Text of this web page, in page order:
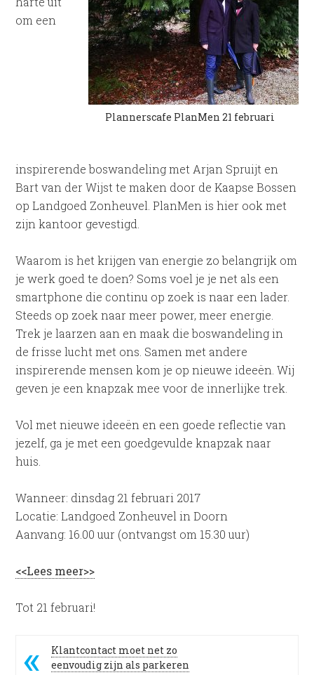
Plannerscafe PlanMen 21 februari
om een
inspirerende boswandeling met Arjan Spruijt en
Bart van der Wijst te maken door de Kaapse Bossen
op Landgoed Zonheuvel. PlanMen is hier ook met
zijn kantoor gevestigd.
Waarom is het krijgen van energie zo belangrijk om
je werk goed te doen? Soms voel je je net als een
smartphone die continu op zoek is naar een lader.
Steeds op zoek naar meer power, meer energie.
Trek je laarzen aan en maak die boswandeling in
de frisse lucht met ons. Samen met andere
inspirerende mensen kom je op nieuwe ideeën. Wij
geven je een knapzak mee voor de innerlijke trek.
Vol met nieuwe ideeën en een goede reflectie van
jezelf, ga je met een goedgevulde knapzak naar
huis.
Wanneer: dinsdag 21 februari 2017
Locatie: Landgoed Zonheuvel in Doorn
Aanvang: 16.00 uur (ontvangst om 15.30 uur)
<<Lees meer>>
Tot 21 februari!
Klantcontact moet net zo
eenvoudig zijn als parkeren